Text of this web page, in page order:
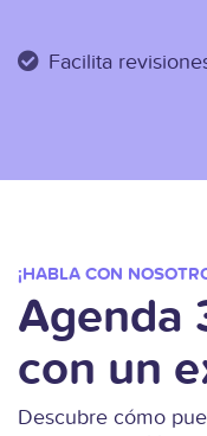
Facilita
¡HABLA CON
Agenda
con un
Descubre cómo